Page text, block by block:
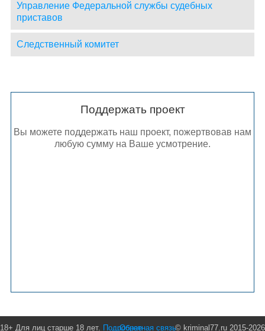
Управление Федеральной службы судебных
приставов
Следственный комитет
Поддержать проект
Вы можете поддержать наш проект, пожертвовав нам
любую сумму на Ваше усмотрение.
18+ Для лиц старше 18 лет. Подробнее © kriminal77.ru 2015-2026
Обратная связь